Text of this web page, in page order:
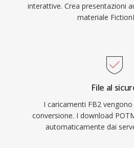
interattive. Crea presentazioni
materiale
File al
I caricamenti FB2
conversione. I download
automaticamente dai